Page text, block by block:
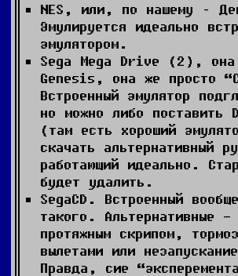
NES, или, по нашему –
Эмулируется идеально
эмулятором.
Sega Mega Drive (2), она
Genesis, она же просто
Встроенный эмулятор
но можно либо поставить
(там есть хороший
скачать альтернативный
работающий идеально.
будет удалить.
SegaCD. Встроенный
такого. Альтернативные -
протяжным скрипом,
вылетами или
Правда, сие